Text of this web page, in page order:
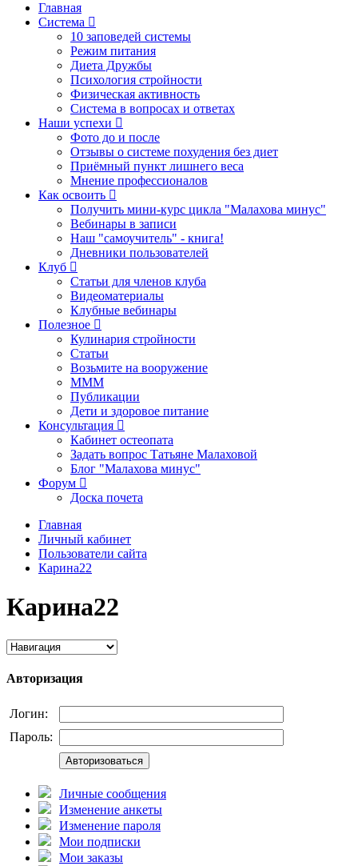
Главная
Система
10 заповедей системы
Режим питания
Диета Дружбы
Психология стройности
Физическая активность
Система в вопросах и ответах
Наши успехи
Фото до и после
Отзывы о системе похудения без диет
Приёмный пункт лишнего веса
Мнение профессионалов
Как освоить
Получить мини-курс цикла "Малахова минус"
Вебинары в записи
Наш "самоучитель" - книга!
Дневники пользователей
Клуб
Статьи для членов клуба
Видеоматериалы
Клубные вебинары
Полезное
Кулинария стройности
Статьи
Возьмите на вооружение
МММ
Публикации
Дети и здоровое питание
Консультация
Кабинет остеопата
Задать вопрос Татьяне Малаховой
Блог "Малахова минус"
Форум
Доска почета
Главная
Личный кабинет
Пользователи сайта
Карина22
Карина22
Авторизация
Логин:
Пароль:
Авторизоваться
Личные сообщения
Изменение анкеты
Изменение пароля
Мои подписки
Мои заказы